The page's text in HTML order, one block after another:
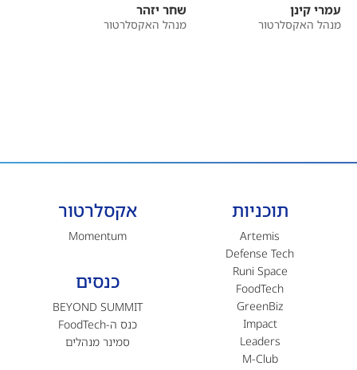
עמרי קינן
מנהל האקסלרטור
שחר יזהר
מנהל האקסלרטור
תוכניות
Artemis
Defense Tech
Runi Space
FoodTech
GreenBiz
Impact
Leaders
M-Club
אקסלרטור
Momentum
כנסים
BEYOND SUMMIT
כנס ה-FoodTech
סמינר מנהלים